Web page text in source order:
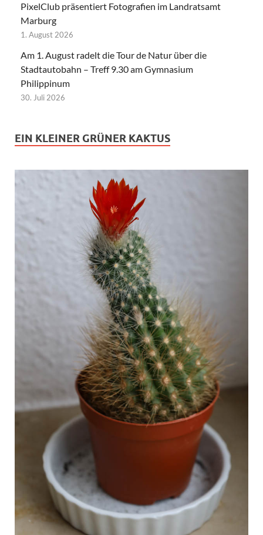
PixelClub präsentiert Fotografien im Landratsamt
Marburg
1. August 2026
Am 1. August radelt die Tour de Natur über die
Stadtautobahn – Treff 9.30 am Gymnasium
Philippinum
30. Juli 2026
EIN KLEINER GRÜNER KAKTUS